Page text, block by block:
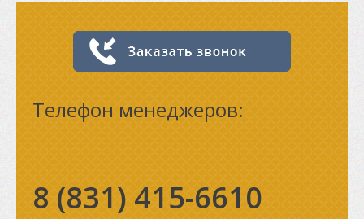
Телефон менеджеров:
8 (831) 415-6610